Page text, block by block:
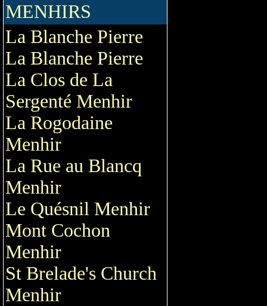
MENHIRS
La Blanche Pierre
La Blanche Pierre
La Clos de La
Sergenté Menhir
La Rogodaine
Menhir
La Rue au Blancq
Menhir
Le Quésnil Menhir
Mont Cochon
Menhir
St Brelade's Church
Menhir